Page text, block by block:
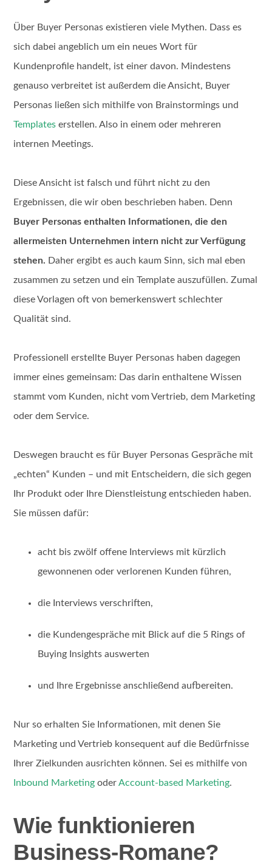
Über Buyer Personas existieren viele Mythen. Dass es
sich dabei angeblich um ein neues Wort für
Kundenprofile handelt, ist einer davon. Mindestens
genauso verbreitet ist außerdem die Ansicht, Buyer
Personas ließen sich mithilfe von Brainstormings und
Templates erstellen. Also in einem oder mehreren
internen Meetings.
Diese Ansicht ist falsch und führt nicht zu den
Ergebnissen, die wir oben beschrieben haben. Denn
Buyer Personas enthalten Informationen, die den
allermeisten Unternehmen intern nicht zur Verfügung
stehen. Daher ergibt es auch kaum Sinn, sich mal eben
zusammen zu setzen und ein Template auszufüllen. Zumal
diese Vorlagen oft von bemerkenswert schlechter
Qualität sind.
Professionell erstellte Buyer Personas haben dagegen
immer eines gemeinsam: Das darin enthaltene Wissen
stammt vom Kunden, nicht vom Vertrieb, dem Marketing
oder dem Service.
Deswegen braucht es für Buyer Personas Gespräche mit
„echten“ Kunden – und mit Entscheidern, die sich gegen
Ihr Produkt oder Ihre Dienstleistung entschieden haben.
Sie müssen dafür:
acht bis zwölf offene Interviews mit kürzlich
gewonnenen oder verlorenen Kunden führen,
die Interviews verschriften,
die Kundengespräche mit Blick auf die 5 Rings of
Buying Insights auswerten
und Ihre Ergebnisse anschließend aufbereiten.
Nur so erhalten Sie Informationen, mit denen Sie
Marketing und Vertrieb konsequent auf die Bedürfnisse
Ihrer Zielkunden ausrichten können. Sei es mithilfe von
Inbound Marketing oderAccount-based Marketing.
Wie funktionieren
Business-Romane?